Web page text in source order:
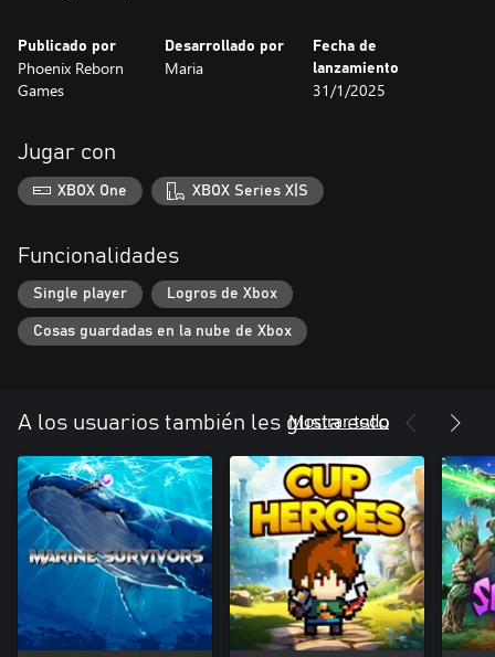
Publicado por
Phoenix Reborn
Games
Desarrollado por
Maria
Fecha de
lanzamiento
31/1/2025
Jugar con
XBOX One XBOX Series X|S
Funcionalidades
Single player Logros de Xbox
Cosas guardadas en la nube de Xbox
A los usuarios también les gusta esto
Mostrar todo